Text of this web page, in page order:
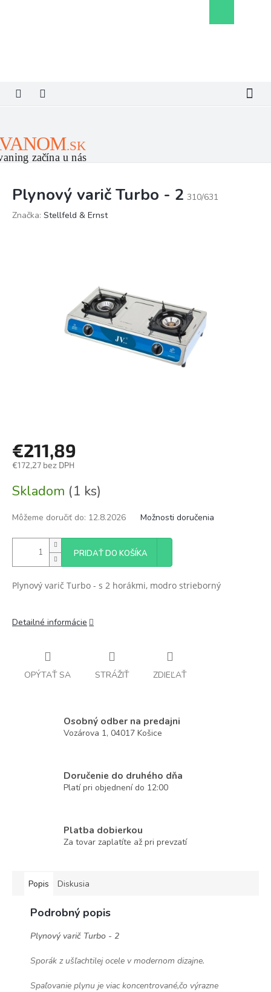
košík
Plynový varič Turbo - 2 310/631
Značka: Stellfeld & Ernst
€211,89
€172,27 bez DPH
cena:
Skladom (1 ks)
Môžeme doručiť do: 12.8.2026 Možnosti doručenia
PRIDAŤ DO KOŠÍKA
Plynový varič Turbo - s 2 horákmi, modro strieborný
Detailné informácie
OPÝTAŤ SA STRÁŽIŤ ZDIEĽAŤ
Osobný odber na predajni
Vozárova 1, 04017 Košice
Doručenie do druhého dňa
Platí pri objednení do 12:00
Platba dobierkou
Za tovar zaplatíte až pri prevzatí
Popis Diskusia
Podrobný popis
Plynový varič Turbo - 2
Sporák z ušľachtilej ocele v modernom dizajne.
Spaľovanie plynu je viac koncentrované,čo výrazne